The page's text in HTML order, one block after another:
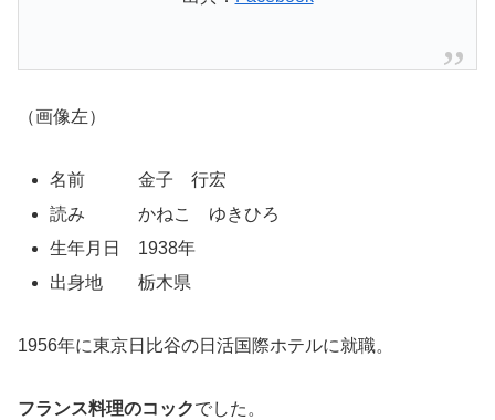
（画像左）
名前 金子 行宏
読み かねこ ゆきひろ
生年月日 1938年
出身地 栃木県
1956年に東京日比谷の日活国際ホテルに就職。
フランス料理のコックでした。